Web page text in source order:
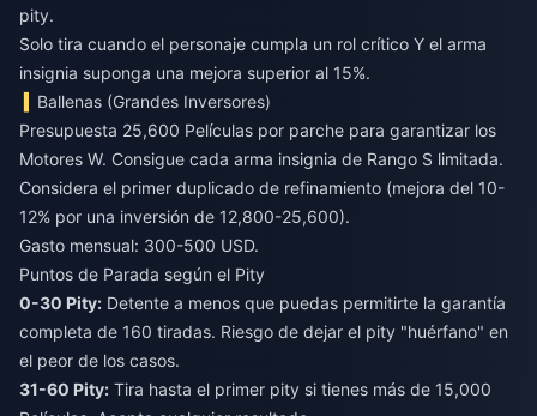
pity.
Solo tira cuando el personaje cumpla un rol crítico Y el arma
insignia suponga una mejora superior al 15%.
Ballenas (Grandes Inversores)
Presupuesta 25,600 Películas por parche para garantizar los
Motores W. Consigue cada arma insignia de Rango S limitada.
Considera el primer duplicado de refinamiento (mejora del 10-
12% por una inversión de 12,800-25,600).
Gasto mensual: 300-500 USD.
Puntos de Parada según el Pity
0-30 Pity: Detente a menos que puedas permitirte la garantía
completa de 160 tiradas. Riesgo de dejar el pity "huérfano" en
el peor de los casos.
31-60 Pity: Tira hasta el primer pity si tienes más de 15,000